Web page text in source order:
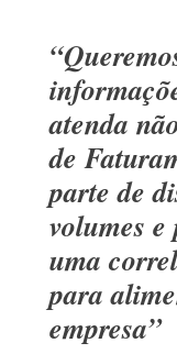
atenda
de
parte de
volumes
uma
para
empresa”